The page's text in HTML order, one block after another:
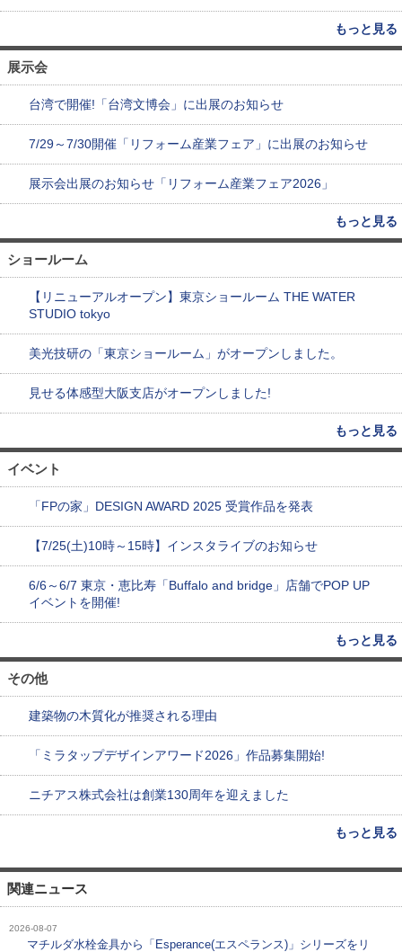
もっと見る
展示会
台湾で開催!「台湾文博会」に出展のお知らせ
7/29～7/30開催「リフォーム産業フェア」に出展のお知らせ
展示会出展のお知らせ「リフォーム産業フェア2026」
もっと見る
ショールーム
【リニューアルオープン】東京ショールーム THE WATER
STUDIO tokyo
美光技研の「東京ショールーム」がオープンしました。
見せる体感型大阪支店がオープンしました!
もっと見る
イベント
「FPの家」DESIGN AWARD 2025 受賞作品を発表
【7/25(土)10時～15時】インスタライブのお知らせ
6/6～6/7 東京・恵比寿「Buffalo and bridge」店舗でPOP UP
イベントを開催!
もっと見る
その他
建築物の木質化が推奨される理由
「ミラタップデザインアワード2026」作品募集開始!
ニチアス株式会社は創業130周年を迎えました
もっと見る
関連ニュース
2026-08-07
マチルダ水栓金具から「Esperance(エスペランス)」シリーズをリ